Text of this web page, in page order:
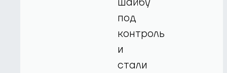
под
контроль
и
стали